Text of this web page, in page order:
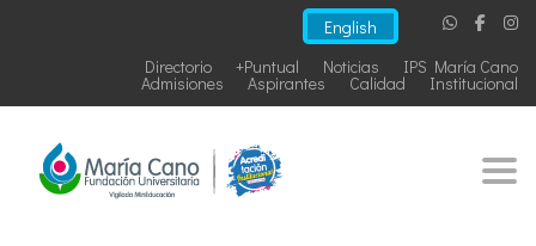
English
IPS María Cano
Noticias
+Puntual
Directorio
Institucional
Calidad
Aspirantes
Admisiones